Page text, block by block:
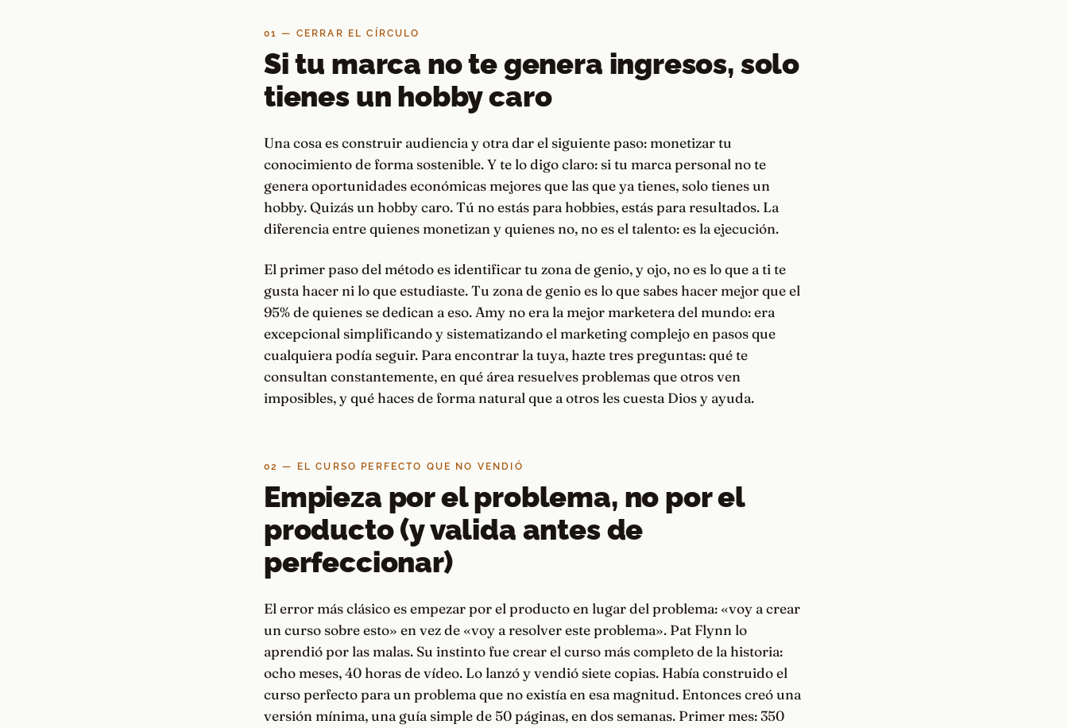
01 — CERRAR EL CÍRCULO
Si tu marca no te genera ingresos, solo
tienes un hobby caro
Una cosa es construir audiencia y otra dar el siguiente paso: monetizar tu
conocimiento de forma sostenible. Y te lo digo claro: si tu marca personal no te
genera oportunidades económicas mejores que las que ya tienes, solo tienes un
hobby. Quizás un hobby caro. Tú no estás para hobbies, estás para resultados. La
diferencia entre quienes monetizan y quienes no, no es el talento: es la ejecución.
El primer paso del método es identificar tu zona de genio, y ojo, no es lo que a ti te
gusta hacer ni lo que estudiaste. Tu zona de genio es lo que sabes hacer mejor que el
95% de quienes se dedican a eso. Amy no era la mejor marketera del mundo: era
excepcional simplificando y sistematizando el marketing complejo en pasos que
cualquiera podía seguir. Para encontrar la tuya, hazte tres preguntas: qué te
consultan constantemente, en qué área resuelves problemas que otros ven
imposibles, y qué haces de forma natural que a otros les cuesta Dios y ayuda.
02 — EL CURSO PERFECTO QUE NO VENDIÓ
Empieza por el problema, no por el
producto (y valida antes de
perfeccionar)
El error más clásico es empezar por el producto en lugar del problema: «voy a crear
un curso sobre esto» en vez de «voy a resolver este problema». Pat Flynn lo
aprendió por las malas. Su instinto fue crear el curso más completo de la historia:
ocho meses, 40 horas de vídeo. Lo lanzó y vendió siete copias. Había construido el
curso perfecto para un problema que no existía en esa magnitud. Entonces creó una
versión mínima, una guía simple de 50 páginas, en dos semanas. Primer mes: 350